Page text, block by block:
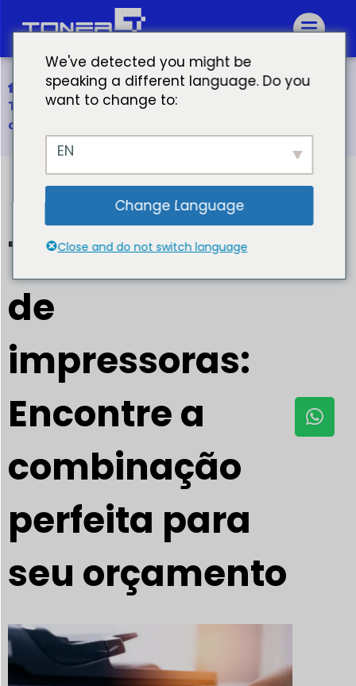
Início
Todos os tipos de impressoras: Encontre a
combinação perfeita para seu orçamento
Todos os tipos
de
impressoras:
Encontre a
combinação
perfeita para
seu orçamento
We've detected you might be
speaking a different language. Do you
want to change to:
EN
Change Language
Close and do not switch language